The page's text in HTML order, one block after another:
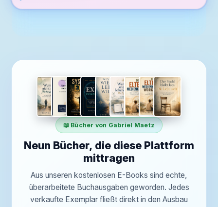
📖 Bücher von Gabriel Maetz
Neun Bücher, die diese Plattform
mittragen
Aus unseren kostenlosen E-Books sind echte,
überarbeitete Buchausgaben geworden. Jedes
verkaufte Exemplar fließt direkt in den Ausbau